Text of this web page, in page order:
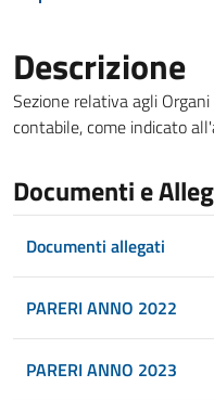
Descrizione
Sezione relativa agli
contabile, come indicato
Documenti e
Documenti allegati
PARERI ANNO 2022
PARERI ANNO 2023